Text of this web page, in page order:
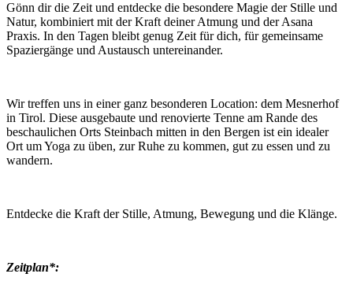
Gönn dir die Zeit und entdecke die besondere Magie der Stille und
Natur, kombiniert mit der Kraft deiner Atmung und der Asana
Praxis. In den Tagen bleibt genug Zeit für dich, für gemeinsame
Spaziergänge und Austausch untereinander.
Wir treffen uns in einer ganz besonderen Location: dem Mesnerhof
in Tirol. Diese ausgebaute und renovierte Tenne am Rande des
beschaulichen Orts Steinbach mitten in den Bergen ist ein idealer
Ort um Yoga zu üben, zur Ruhe zu kommen, gut zu essen und zu
wandern.
Entdecke die Kraft der Stille, Atmung, Bewegung und die Klänge.
Zeitplan*: